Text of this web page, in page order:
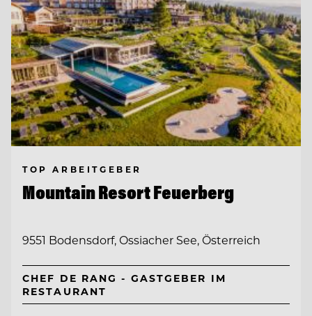
TOP ARBEITGEBER
Mountain Resort Feuerberg
9551 Bodensdorf, Ossiacher See, Österreich
CHEF DE RANG - GASTGEBER IM
RESTAURANT